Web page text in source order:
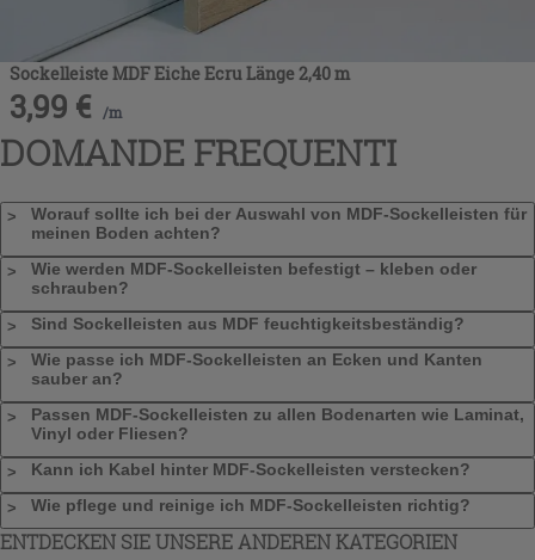
Sockelleiste MDF Eiche Ecru Länge 2,40 m
3,99 € /m
DOMANDE FREQUENTI
Worauf sollte ich bei der Auswahl von MDF-Sockelleisten für
meinen Boden achten?
Wie werden MDF-Sockelleisten befestigt – kleben oder
schrauben?
Sind Sockelleisten aus MDF feuchtigkeitsbeständig?
Wie passe ich MDF-Sockelleisten an Ecken und Kanten
sauber an?
Passen MDF-Sockelleisten zu allen Bodenarten wie Laminat,
Vinyl oder Fliesen?
Kann ich Kabel hinter MDF-Sockelleisten verstecken?
Wie pflege und reinige ich MDF-Sockelleisten richtig?
ENTDECKEN SIE UNSERE ANDEREN KATEGORIEN